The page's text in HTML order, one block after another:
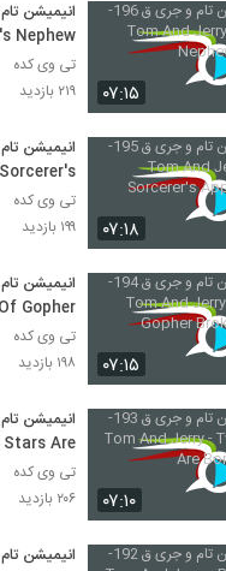
۰۷:۱۵
Nephew
(1975)
تی وی کده
۲۱۹ بازدید
۰۷:۱۸
(1975)
تی وی کده
۱۹۹ بازدید
۰۷:۱۵
Gopher
(1975)
تی وی کده
۱۹۸ بازدید
۰۷:۱۰
Are
(1975)
تی وی کده
۲۰۶ بازدید